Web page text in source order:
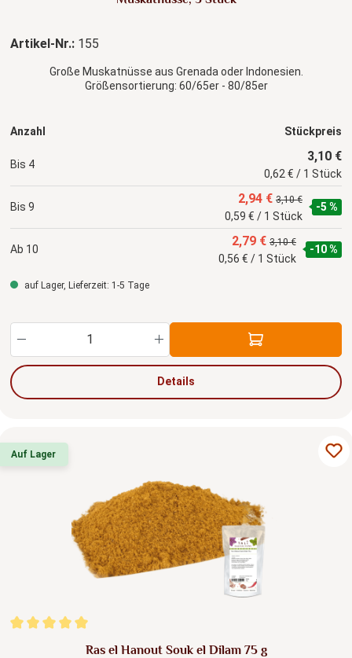
Artikel-Nr.: 155
Große Muskatnüsse aus Grenada oder Indonesien.
Größensortierung: 60/65er - 80/85er
Anzahl Stückpreis
Bis 4
3,10 €
0,62 € / 1 Stück
Bis 9
2,94 € 3,10 €
0,59 € / 1 Stück
-5 %
Ab 10
2,79 € 3,10 €
0,56 € / 1 Stück
-10 %
auf Lager, Lieferzeit: 1-5 Tage
Produkt Anzahl: Gib den gewünschten Wert
Details
Auf Lager
Durchschnittliche Bewertung von 5 von 5 Sternen
Ras el Hanout Souk el Dilam 75 g